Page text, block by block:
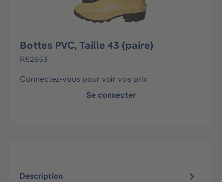
Bottes PVC, Taille 43 (paire)
R52653
Connectez-vous pour voir vos prix
Se connecter
Description